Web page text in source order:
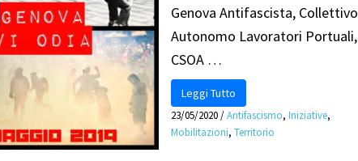
Genova Antifascista, Collettivo
Autonomo Lavoratori Portuali,
CSOA …
Leggi Tutto
23/05/2020/Antifascismo,Iniziative,
Mobilitazioni,Territorio